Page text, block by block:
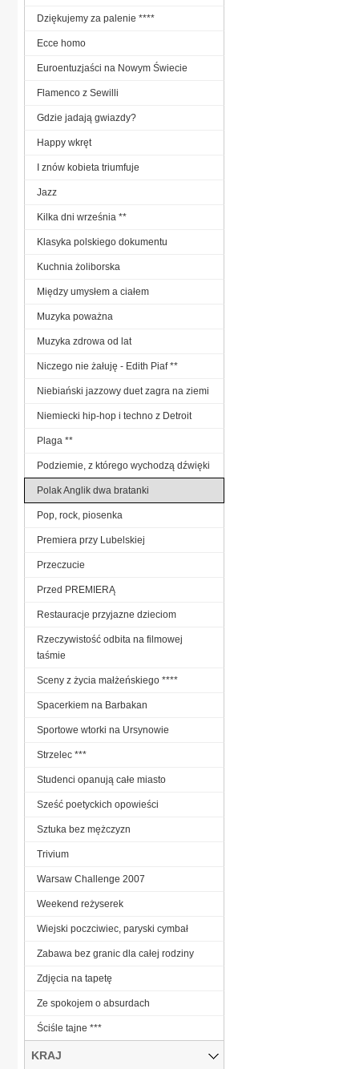
Dziękujemy za palenie ****
Ecce homo
Euroentuzjaści na Nowym Świecie
Flamenco z Sewilli
Gdzie jadają gwiazdy?
Happy wkręt
I znów kobieta triumfuje
Jazz
Kilka dni września **
Klasyka polskiego dokumentu
Kuchnia żoliborska
Między umysłem a ciałem
Muzyka poważna
Muzyka zdrowa od lat
Niczego nie żałuję - Edith Piaf **
Niebiański jazzowy duet zagra na ziemi
Niemiecki hip-hop i techno z Detroit
Plaga **
Podziemie, z którego wychodzą dźwięki
Polak Anglik dwa bratanki
Pop, rock, piosenka
Premiera przy Lubelskiej
Przeczucie
Przed PREMIERĄ
Restauracje przyjazne dzieciom
Rzeczywistość odbita na filmowej
taśmie
Sceny z życia małżeńskiego ****
Spacerkiem na Barbakan
Sportowe wtorki na Ursynowie
Strzelec ***
Studenci opanują całe miasto
Sześć poetyckich opowieści
Sztuka bez mężczyzn
Trivium
Warsaw Challenge 2007
Weekend reżyserek
Wiejski poczciwiec, paryski cymbał
Zabawa bez granic dla całej rodziny
Zdjęcia na tapetę
Ze spokojem o absurdach
Ściśle tajne ***
KRAJ